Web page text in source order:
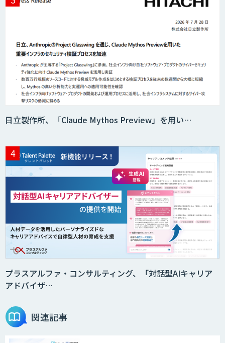
SAIL
SAPI ロープレ
業務改善AI活用研修
生成AI研修サービス
日立製作所、「Claude Mythos Preview」を用い…
プラスアルファ・コンサルティング、「対話型AIキャリア
アドバイザ…
関連記事